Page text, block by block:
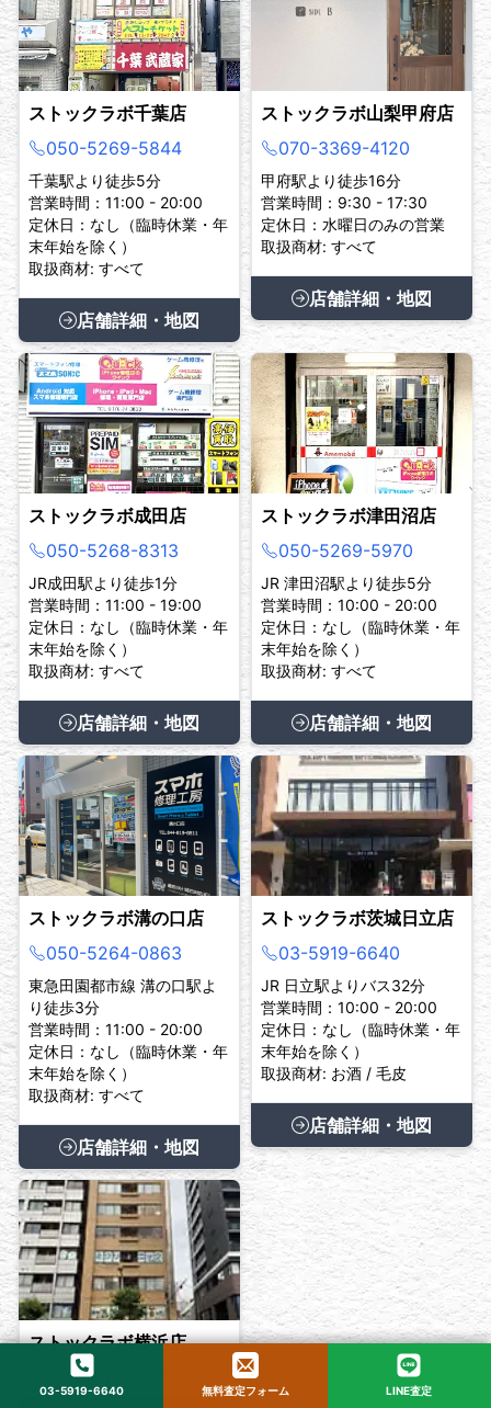
ストックラボ千葉店
050-5269-5844
千葉駅より徒歩5分
営業時間：11:00 - 20:00
定休日：なし（臨時休業・年
末年始を除く）
取扱商材: すべて
店舗詳細・地図
ストックラボ山梨甲府店
070-3369-4120
甲府駅より徒歩16分
営業時間：9:30 - 17:30
定休日：水曜日のみの営業
取扱商材: すべて
店舗詳細・地図
ストックラボ成田店
050-5268-8313
JR成田駅より徒歩1分
営業時間：11:00 - 19:00
定休日：なし（臨時休業・年
末年始を除く）
取扱商材: すべて
店舗詳細・地図
ストックラボ津田沼店
050-5269-5970
JR 津田沼駅より徒歩5分
営業時間：10:00 - 20:00
定休日：なし（臨時休業・年
末年始を除く）
取扱商材: すべて
店舗詳細・地図
ストックラボ溝の口店
050-5264-0863
東急田園都市線 溝の口駅よ
り徒歩3分
営業時間：11:00 - 20:00
定休日：なし（臨時休業・年
末年始を除く）
取扱商材: すべて
店舗詳細・地図
ストックラボ茨城日立店
03-5919-6640
JR 日立駅よりバス32分
営業時間：10:00 - 20:00
定休日：なし（臨時休業・年
末年始を除く）
取扱商材: お酒 / 毛皮
店舗詳細・地図
ストックラボ横浜店
現在、臨時休業中です。
03-5919-6640 無料査定フォーム LINE査定